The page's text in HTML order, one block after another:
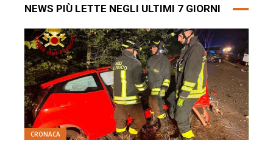
NEWS PIÙ LETTE NEGLI ULTIMI 7 GIORNI
CRONACA